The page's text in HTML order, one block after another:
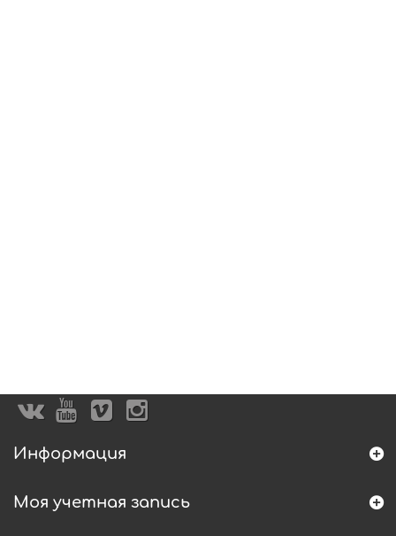
Информация
Моя учетная запись